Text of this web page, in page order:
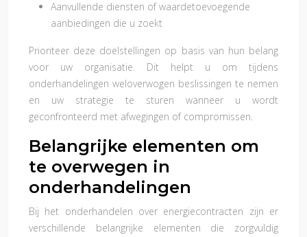
Aanvullende diensten of waardetoevoegende
aanbiedingen die u zoekt
Prioriteer deze doelstellingen op basis van hun belang
voor uw organisatie. Dit helpt u om tijdens
onderhandelingen weloverwogen beslissingen te nemen
en uw strategie te sturen wanneer u wordt
geconfronteerd met afwegingen of compromissen.
Belangrijke elementen om
te overwegen in
onderhandelingen
Bij het onderhandelen over energiecontracten zijn er
verschillende belangrijke elementen die zorgvuldig